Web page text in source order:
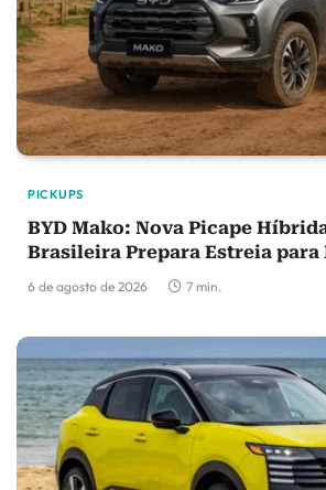
PICKUPS
BYD Mako: Nova Picape
Brasileira Prepara Estreia para
6 de agosto de 2026 7 min.